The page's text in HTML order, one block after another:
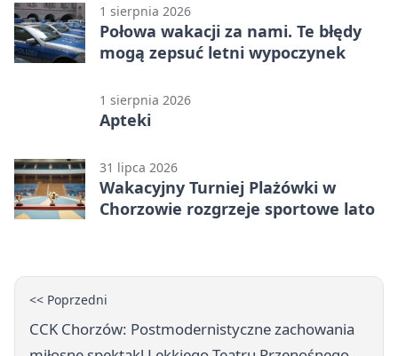
1 sierpnia 2026
Połowa wakacji za nami. Te błędy
mogą zepsuć letni wypoczynek
1 sierpnia 2026
Apteki
31 lipca 2026
Wakacyjny Turniej Plażówki w
Chorzowie rozgrzeje sportowe lato
<< Poprzedni
CCK Chorzów: Postmodernistyczne zachowania